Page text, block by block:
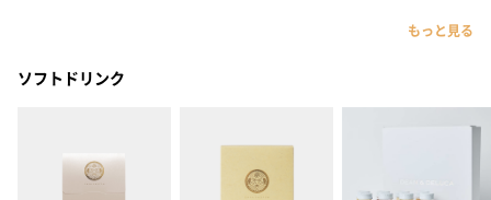
もっと見る
ソフトドリンク